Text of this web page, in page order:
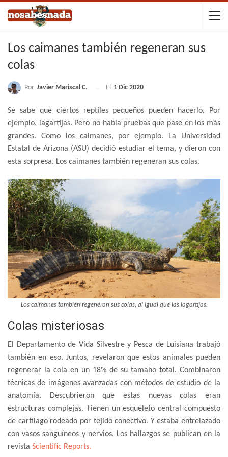
Los caimanes también regeneran sus
colas
Por Javier Mariscal C. El 1 Dic 2020
Se sabe que ciertos reptiles pequeños pueden hacerlo. Por
ejemplo, lagartijas. Pero no había pruebas que pase en los más
grandes. Como los caimanes, por ejemplo. La Universidad
Estatal de Arizona (ASU) decidió estudiar el tema, y dieron con
esta sorpresa. Los caimanes también regeneran sus colas.
Los caimanes también regeneran sus colas, al igual que las lagartijas.
Colas misteriosas
El Departamento de Vida Silvestre y Pesca de Luisiana trabajó
también en eso. Juntos, revelaron que estos animales pueden
regenerar la cola en un 18% de su tamaño total. Combinaron
técnicas de imágenes avanzadas con métodos de estudio de la
anatomía. Descubrieron que estas nuevas colas eran
estructuras complejas. Tienen un esqueleto central compuesto
de cartílago rodeado por tejido conectivo. Y estaba entrelazado
con vasos sanguíneos y nervios. Los hallazgos se publican en la
revista Scientific Reports.